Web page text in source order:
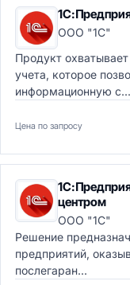
ООО "1С"
Продукт
учета, которое
информационную с...
Цена по запросу
центром
ООО "1С"
Решение
предприятий,
послегаран...